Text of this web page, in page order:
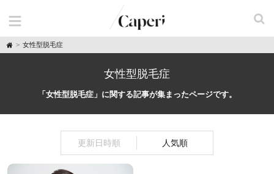
H
o
女性型脱毛症
女性型脱毛症
「女性型脱毛症」に関する記事が集まったページです。
更新日時順 人気順